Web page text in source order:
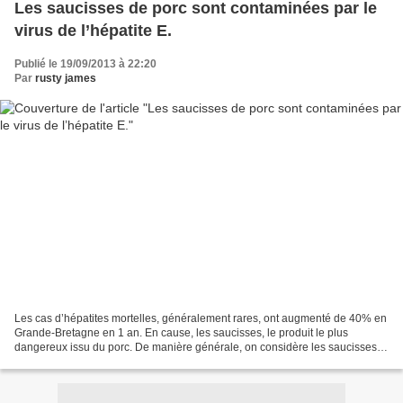
Les saucisses de porc sont contaminées par le
virus de l’hépatite E.
Publié le 19/09/2013 à 22:20
Par rusty james
Les cas d’hépatites mortelles, généralement rares, ont augmenté de 40% en
Grande-Bretagne en 1 an. En cause, les saucisses, le produit le plus
dangereux issu du porc. De manière générale, on considère les saucisses